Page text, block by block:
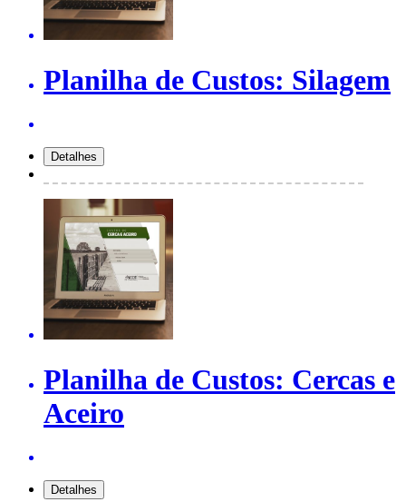
Planilha de Custos: Silagem
Planilha de Custos: Cercas e
Aceiro